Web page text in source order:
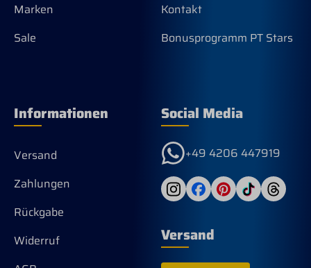
Marken
Sale
Kontakt
Bonusprogramm PT Stars
Informationen
Versand
Zahlungen
Rückgabe
Widerruf
Social Media
+49 4206 447919
Versand